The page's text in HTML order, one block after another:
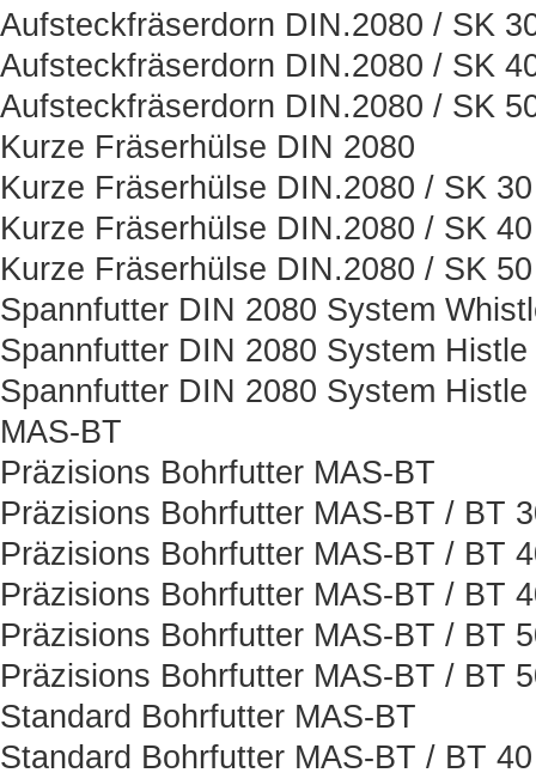
Aufsteckfräserdorn DIN.2080 / SK
Aufsteckfräserdorn DIN.2080 / SK
Aufsteckfräserdorn DIN.2080 / SK
Kurze Fräserhülse DIN 2080
Kurze Fräserhülse DIN.2080 / SK 30
Kurze Fräserhülse DIN.2080 / SK 40
Kurze Fräserhülse DIN.2080 / SK 50
Spannfutter DIN 2080 System
Spannfutter DIN 2080 System
Spannfutter DIN 2080 System
MAS-BT
Präzisions Bohrfutter MAS-BT
Präzisions Bohrfutter MAS-BT / BT
Präzisions Bohrfutter MAS-BT / BT
Präzisions Bohrfutter MAS-BT / BT
Präzisions Bohrfutter MAS-BT / BT
Präzisions Bohrfutter MAS-BT / BT
Standard Bohrfutter MAS-BT
Standard Bohrfutter MAS-BT / BT 40